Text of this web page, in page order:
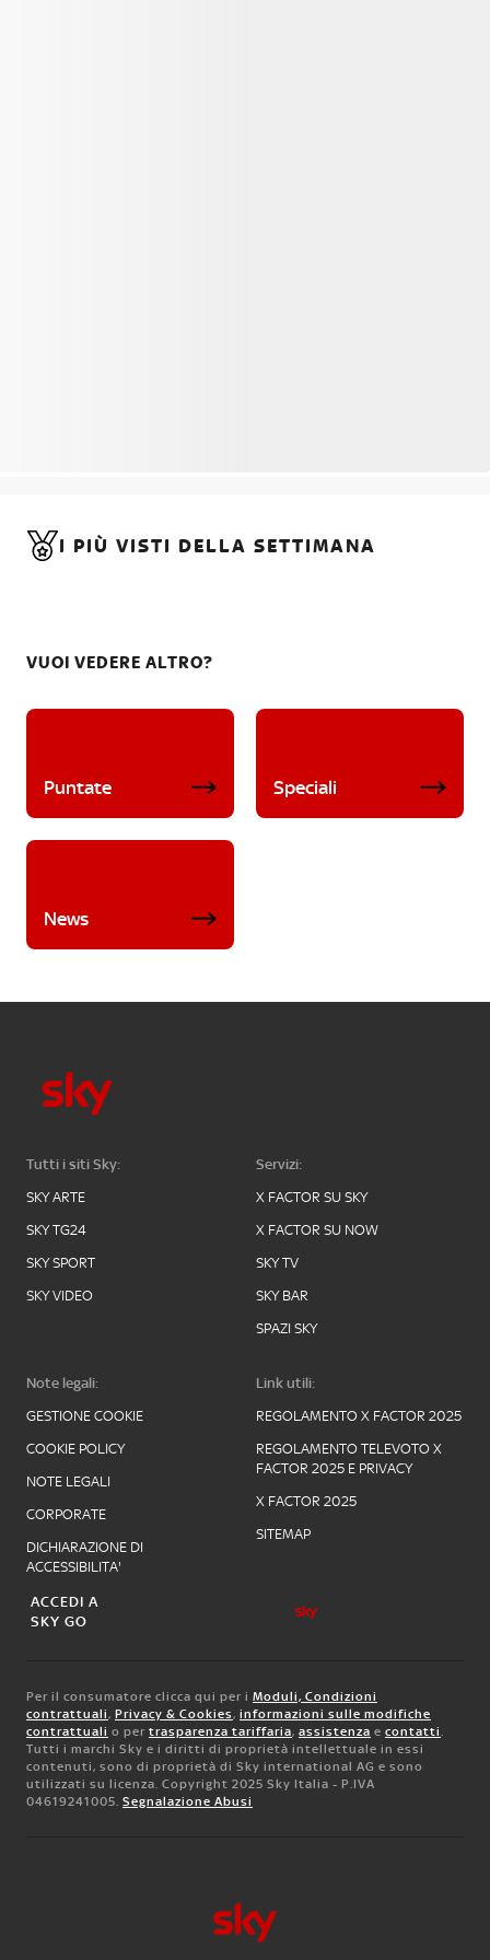
I PIÙ VISTI DELLA SETTIMANA
VUOI VEDERE ALTRO?
Puntate Speciali
News
Tutti i siti Sky:
SKY ARTE
SKY TG24
SKY SPORT
SKY VIDEO
Servizi:
X FACTOR SU SKY
X FACTOR SU NOW
SKY TV
SKY BAR
SPAZI SKY
Note legali:
GESTIONE COOKIE
COOKIE POLICY
NOTE LEGALI
CORPORATE
DICHIARAZIONE DI
ACCESSIBILITA'
Link utili:
REGOLAMENTO X FACTOR 2025
REGOLAMENTO TELEVOTO X
FACTOR 2025 E PRIVACY
X FACTOR 2025
SITEMAP
ACCEDI A
SKY GO
Per il consumatore clicca qui per i Moduli, Condizioni
contrattuali, Privacy & Cookies, informazioni sulle modifiche
contrattuali o per trasparenza tariffaria, assistenza e contatti.
Tutti i marchi Sky e i diritti di proprietà intellettuale in essi
contenuti, sono di proprietà di Sky international AG e sono
utilizzati su licenza. Copyright 2025 Sky Italia - P.IVA
04619241005. Segnalazione Abusi